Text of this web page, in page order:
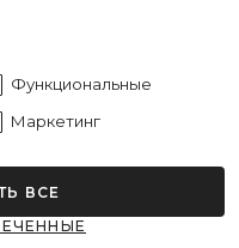
2026 Rehastar.
Функциональные
Маркетинг
ВСЕ